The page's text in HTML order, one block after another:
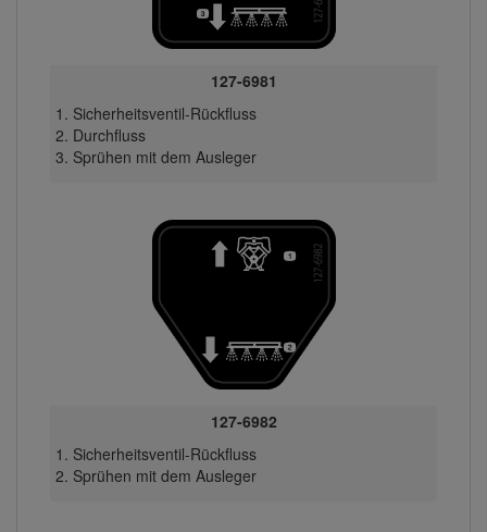
127-6981
Sicherheitsventil-Rückfluss
Durchfluss
Sprühen mit dem Ausleger
127-6982
Sicherheitsventil-Rückfluss
Sprühen mit dem Ausleger